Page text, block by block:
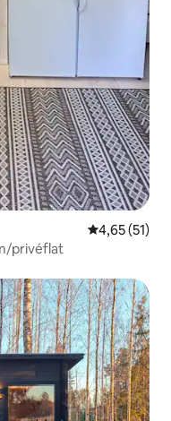
Gemiddelde
4,65 (51)
privéflat